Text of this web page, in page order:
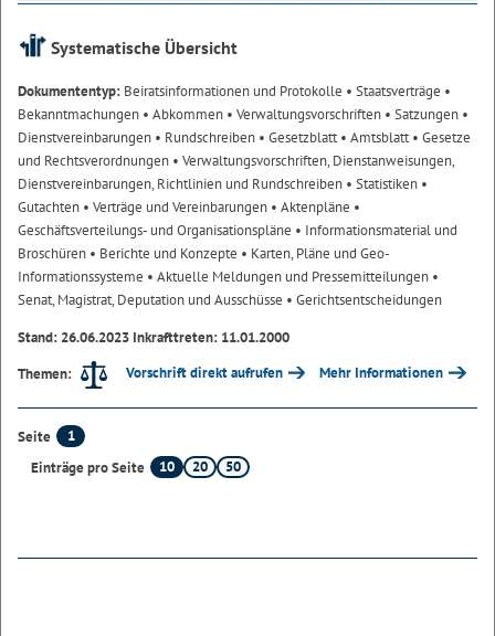
Systematische Übersicht
Dokumententyp: Beiratsinformationen und Protokolle • Staatsverträge •
Bekanntmachungen • Abkommen • Verwaltungsvorschriften • Satzungen •
Dienstvereinbarungen • Rundschreiben • Gesetzblatt• Amtsblatt• Gesetze
und Rechtsverordnungen • Verwaltungsvorschriften, Dienstanweisungen,
Dienstvereinbarungen, Richtlinien und Rundschreiben • Statistiken •
Gutachten • Verträge und Vereinbarungen • Aktenpläne •
Geschäftsverteilungs- und Organisationspläne • Informationsmaterial und
Broschüren • Berichte und Konzepte • Karten, Pläne und Geo-
Informationssysteme • Aktuelle Meldungen und Pressemitteilungen •
Senat, Magistrat, Deputation und Ausschüsse • Gerichtsentscheidungen
Stand: 26.06.2023 Inkrafttreten: 11.01.2000
Themen:
Vorschrift direkt aufrufen Mehr Informationen
Seite
1
Einträge pro Seite
10 20 50